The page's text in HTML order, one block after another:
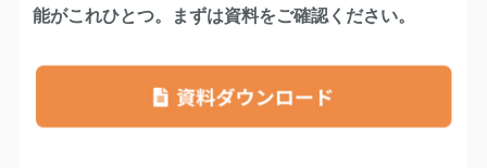
能がこれひとつ。まずは資料をご確認ください。